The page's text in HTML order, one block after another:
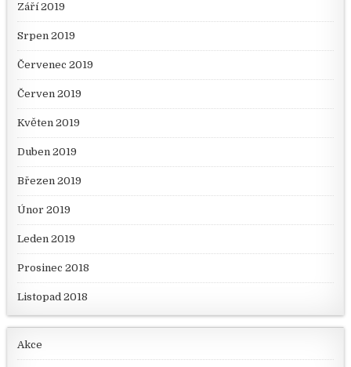
Září 2019
Srpen 2019
Červenec 2019
Červen 2019
Květen 2019
Duben 2019
Březen 2019
Únor 2019
Leden 2019
Prosinec 2018
Listopad 2018
Akce